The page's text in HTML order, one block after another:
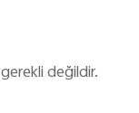
değildir.